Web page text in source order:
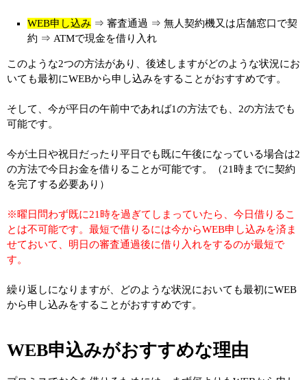
WEB申し込み ⇒ 審査通過 ⇒ 無人契約機又は店舗窓口で契
約 ⇒ ATMで現金を借り入れ
このような2つの方法があり、後述しますがどのような状況にお
いても最初にWEBから申し込みをすることがおすすめです。
そして、今が平日の午前中であれば1の方法でも、2の方法でも
可能です。
今が土日や祝日だったり平日でも既に午後になっている場合は2
の方法で今日お金を借りることが可能です。（21時までに契約
を完了する必要あり）
※曜日問わず既に21時を過ぎてしまっていたら、今日借りるこ
とは不可能です。最短で借りるには今からWEB申し込みを済ま
せておいて、明日の審査通過後に借り入れをするのが最短で
す。
繰り返しになりますが、どのような状況においても最初にWEB
から申し込みをすることがおすすめです。
WEB申込みがおすすめな理由